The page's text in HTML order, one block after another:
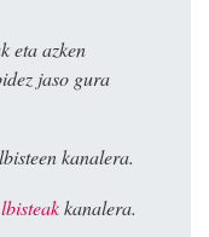
eta azken
jaso gura
kanalera.
kanalera.